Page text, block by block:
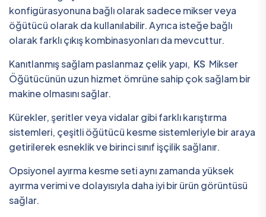
konfigürasyonuna bağlı olarak sadece mikser veya
öğütücü olarak da kullanılabilir. Ayrıca isteğe bağlı
olarak farklı çıkış kombinasyonları da mevcuttur.
Kanıtlanmış sağlam paslanmaz çelik yapı, KS Mikser
Öğütücünün uzun hizmet ömrüne sahip çok sağlam bir
makine olmasını sağlar.
Kürekler, şeritler veya vidalar gibi farklı karıştırma
sistemleri, çeşitli öğütücü kesme sistemleriyle bir araya
getirilerek esneklik ve birinci sınıf işçilik sağlanır.
Opsiyonel ayırma kesme seti aynı zamanda yüksek
ayırma verimi ve dolayısıyla daha iyi bir ürün görüntüsü
sağlar.